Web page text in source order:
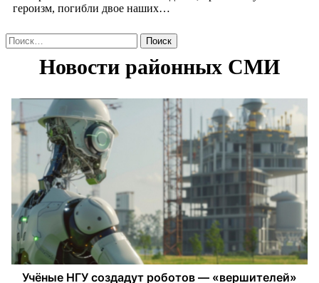
героизм, погибли двое наших…
Найти: